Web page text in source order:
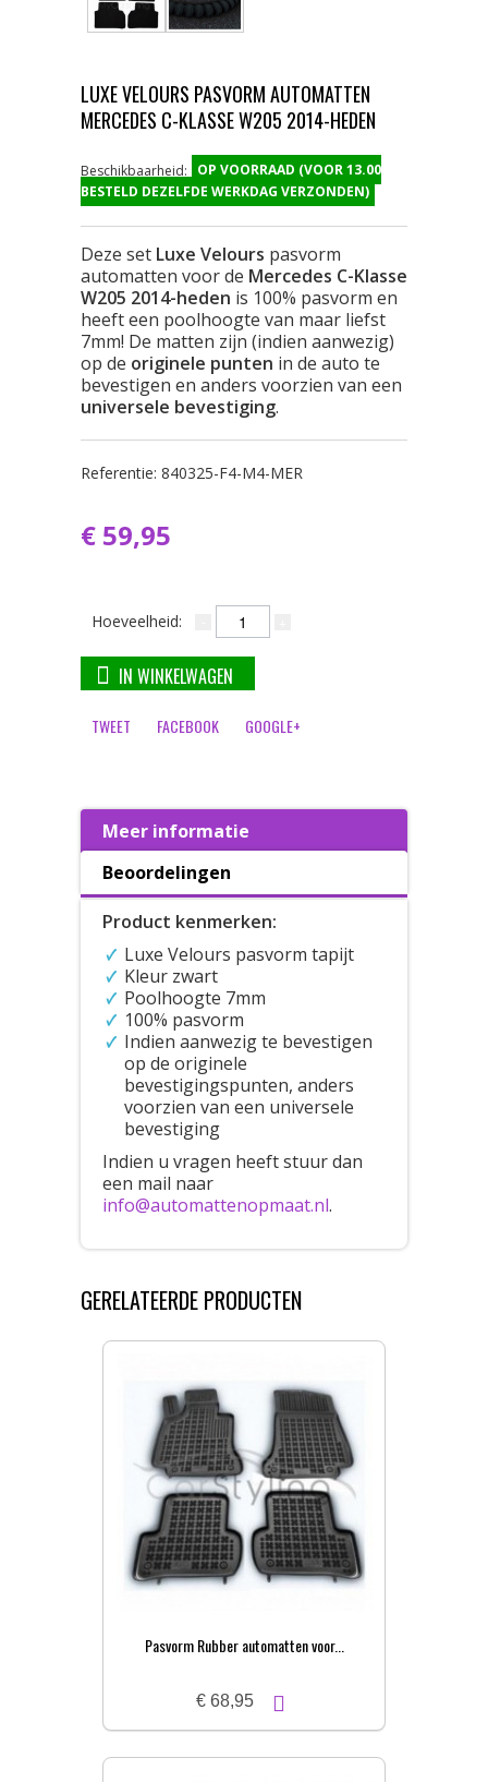
LUXE VELOURS PASVORM AUTOMATTEN
MERCEDES C-KLASSE W205 2014-HEDEN
Beschikbaarheid:
OP VOORRAAD (VOOR 13.00
BESTELD DEZELFDE WERKDAG VERZONDEN)
Deze set Luxe Velours pasvorm
automatten voor de Mercedes C-Klasse
W205 2014-heden is 100% pasvorm en
heeft een poolhoogte van maar liefst
7mm! De matten zijn (indien aanwezig)
op de originele punten in de auto te
bevestigen en anders voorzien van een
universele bevestiging.
Referentie: 840325-F4-M4-MER
€ 59,95
Hoeveelheid:
IN WINKELWAGEN
TWEET FACEBOOK GOOGLE+
Meer informatie
Beoordelingen
Product kenmerken:
Luxe Velours pasvorm tapijt
Kleur zwart
Poolhoogte 7mm
100% pasvorm
Indien aanwezig te bevestigen
op de originele
bevestigingspunten, anders
voorzien van een universele
bevestiging
Indien u vragen heeft stuur dan
een mail naar
info@automattenopmaat.nl.
GERELATEERDE PRODUCTEN
Pasvorm Rubber automatten voor...
€ 68,95